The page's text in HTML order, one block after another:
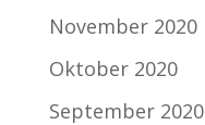
November 2020
Oktober 2020
September 2020